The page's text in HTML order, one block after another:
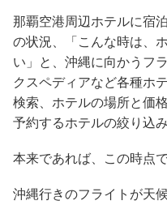
那覇空港周辺ホテルに宿
の状況、「こんな時は、
い」と、沖縄に向かうフ
クスペディアなど各種ホ
検索、ホテルの場所と価
予約するホテルの絞り込
本来であれば、この時点
沖縄行きのフライトが天